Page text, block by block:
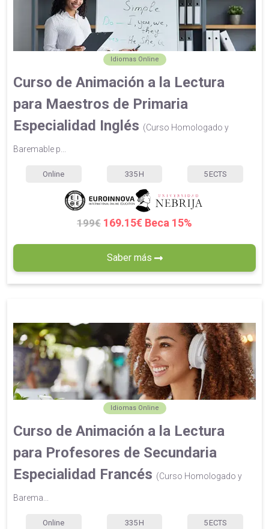
Idiomas Online
Curso de Animación a la Lectura
para Maestros de Primaria
Especialidad Inglés (Curso Homologado y
Baremable p...
Online 335 H 5 ECTS
199€ 169.15€ Beca 15%
Saber más
Idiomas Online
Curso de Animación a la Lectura
para Profesores de Secundaria
Especialidad Francés (Curso Homologado y
Barema...
Online 335 H 5 ECTS